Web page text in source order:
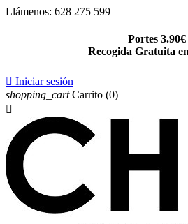
Llámenos: 628 275 599
Portes 3.90€
Recogida Gratuita
 Iniciar sesión
shopping_cart Carrito (0)
